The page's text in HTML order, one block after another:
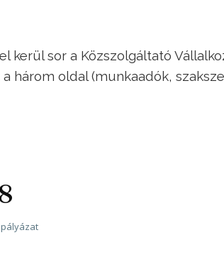
kerül sor a Közszolgáltató
három oldal (munkaadók,